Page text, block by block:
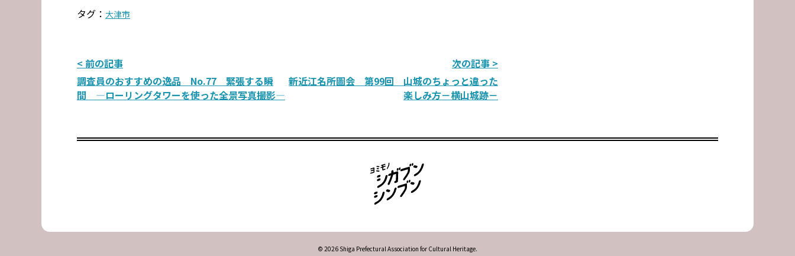
タグ： 大津市
投
稿
ン
< 前の記事
調査員のおすすめの逸品 No.77 緊張する瞬
間 ―ローリングタワーを使った全景写真撮影―
次の記事 >
新近江名所圖会 第99回 山城のちょっと違った
楽しみ方－横山城跡－
© 2026 Shiga Prefectural Association for Cultural Heritage.